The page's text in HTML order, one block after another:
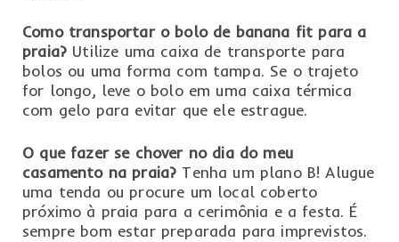
Como transportar o bolo de banana fit para a
praia? Utilize uma caixa de transporte para
bolos ou uma forma com tampa. Se o trajeto
for longo, leve o bolo em uma caixa térmica
com gelo para evitar que ele estrague.
O que fazer se chover no dia do meu
casamento na praia? Tenha um plano B! Alugue
uma tenda ou procure um local coberto
próximo à praia para a cerimônia e a festa. É
sempre bom estar preparada para imprevistos.